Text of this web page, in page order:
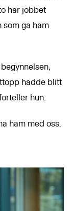
har jobbet
som ga ham
hadde blitt
hun.
ham med oss.